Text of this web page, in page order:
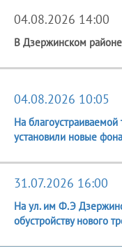
04.08.2026 14:00
В Дзержинском
04.08.2026 10:05
На
установили новые
31.07.2026 16:00
На ул. им Ф.Э
обустройству нового